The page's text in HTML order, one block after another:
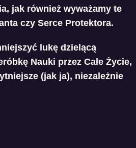
jak również wyważamy te
czy Serce Protektora.
lukę dzielącą
Nauki przez Całe Życie,
(jak ja), niezależnie